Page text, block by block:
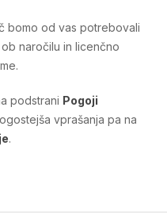
bomo od vas potrebovali
naročilu in licenčno
podstrani Pogoji
vprašanja pa na
.